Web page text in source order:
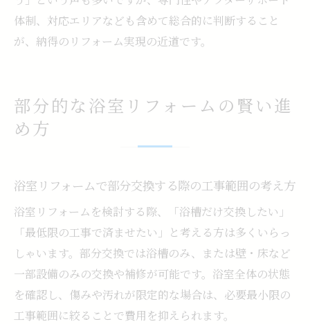
体制、対応エリアなども含めて総合的に判断すること
が、納得のリフォーム実現の近道です。
部分的な浴室リフォームの賢い進
め方
浴室リフォームで部分交換する際の工事範囲の考え方
浴室リフォームを検討する際、「浴槽だけ交換したい」
「最低限の工事で済ませたい」と考える方は多くいらっ
しゃいます。部分交換では浴槽のみ、または壁・床など
一部設備のみの交換や補修が可能です。浴室全体の状態
を確認し、傷みや汚れが限定的な場合は、必要最小限の
工事範囲に絞ることで費用を抑えられます。